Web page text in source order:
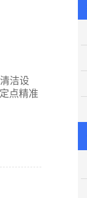
洁设
点精准